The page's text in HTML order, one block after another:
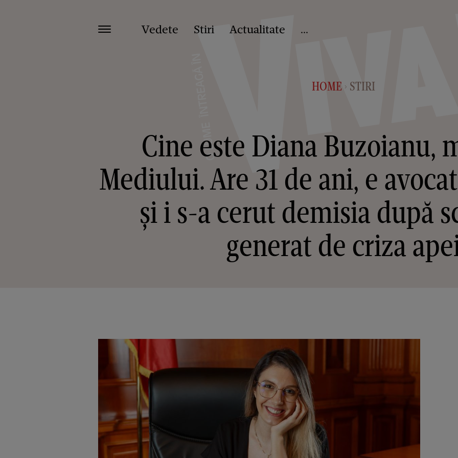
Vedete Stiri Actualitate ...
HOME > STIRI
Cine este Diana Buzoianu,
Mediului. Are 31 de ani, e
și i s-a cerut demisia după
generat de criza